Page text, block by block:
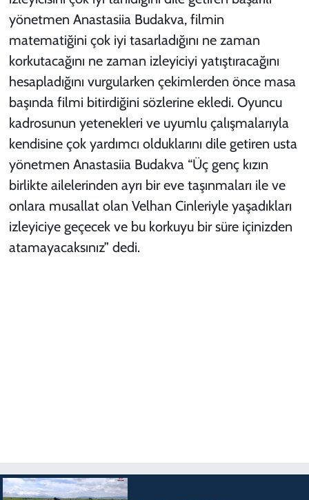
yönetmen Anastasiia Budakva, filmin
matematiğini çok iyi tasarladığını ne zaman
korkutacağını ne zaman izleyiciyi yatıştıracağını
hesapladığını vurgularken çekimlerden önce masa
başında filmi bitirdiğini sözlerine ekledi. Oyuncu
kadrosunun yetenekleri ve uyumlu çalışmalarıyla
kendisine çok yardımcı olduklarını dile getiren usta
yönetmen Anastasiia Budakva “Üç genç kızın
birlikte ailelerinden ayrı bir eve taşınmaları ile ve
onlara musallat olan Velhan Cinleriyle yaşadıkları
izleyiciye geçecek ve bu korkuyu bir süre içinizden
atamayacaksınız” dedi.